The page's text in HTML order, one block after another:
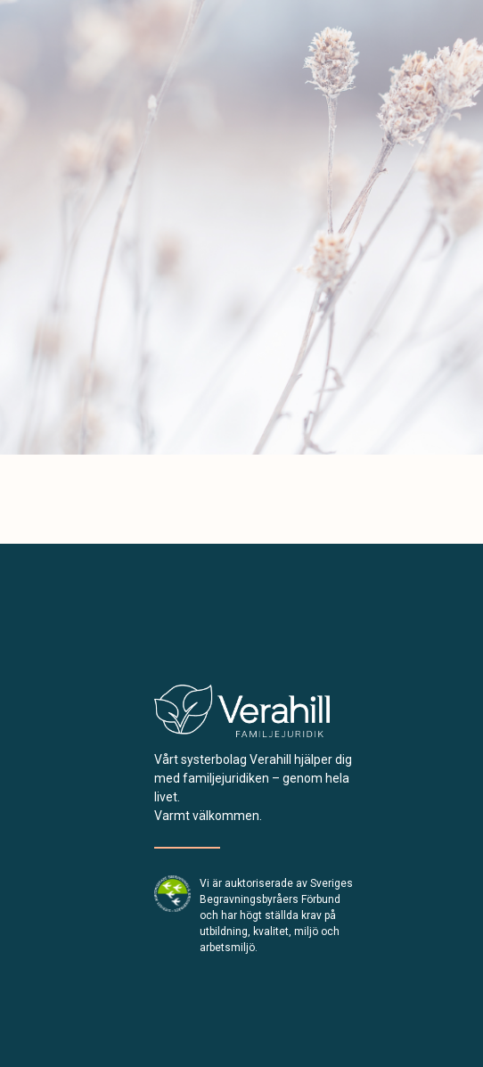
Vårt systerbolag Verahill hjälper dig
med familjejuridiken – genom hela
livet.
Varmt välkommen.
Vi är auktoriserade av Sveriges
Begravningsbyråers Förbund
och har högt ställda krav på
utbildning, kvalitet, miljö och
arbetsmiljö.